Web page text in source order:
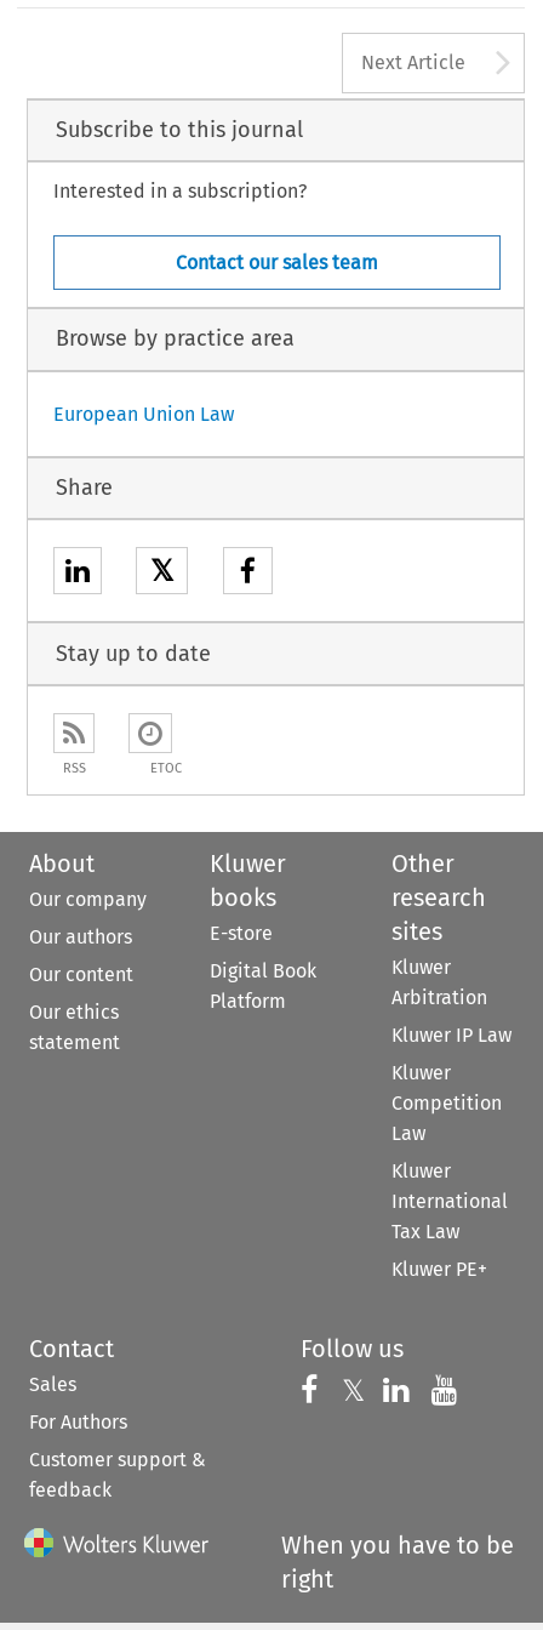
Next Article
Subscribe to this journal
Interested in a subscription?
Contact our sales team
Browse by practice area
European Union Law
Share
𝕏
Stay up to date
RSS ETOC
About
Our company
Our authors
Our content
Our ethics
statement
Kluwer
books
E-store
Digital Book
Platform
Other
research
sites
Kluwer
Arbitration
Kluwer IP Law
Kluwer
Competition
Law
Kluwer
International
Tax Law
Kluwer PE+
Contact
Sales
For Authors
Customer support &
feedback
Follow us
Follow us on
𝕏 Follow us on
Follow us
When you have to be
right